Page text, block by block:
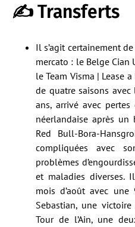
✍ Transferts
Il s’agit certainement
mercato : le Belge
le Team Visma | Lease
de quatre saisons
ans, arrivé avec
néerlandaise après
Red Bull-Bora-
compliquées avec
problèmes
et maladies diverses.
mois d’août avec
Sebastian, une
Tour de l’Ain, une